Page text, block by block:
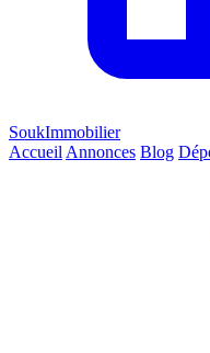
SoukImmobilier
Accueil Annonces Blog